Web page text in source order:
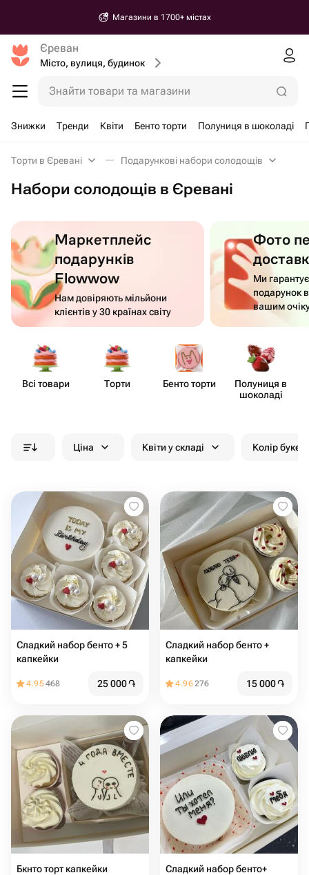
Магазини в 1700+ містах
Єреван
Місто, вулиця, будинок
Знайти товари та магазини
Знижки Тренди Квіти Бенто торти Полуниця в шоколаді
Торти в Єревані Подарункові набори солодощів
Набори солодощів в Єревані
Маркетплейс
подарунків
Flowwow
Нам довіряють мільйони
клієнтів у 30 країнах світу
Фото
Ми
подарунок
вашим
Всі товари Торти Бенто торти
Полуниця в
шоколаді
Ціна Квіти у складі Колір
Сладкий набор бенто + 5
капкейки
4.95468 25 000֏
Сладкий набор бенто +
капкейки
4.96276 15 000֏
Бкнто торт капкейки
Сладкий набор бенто+